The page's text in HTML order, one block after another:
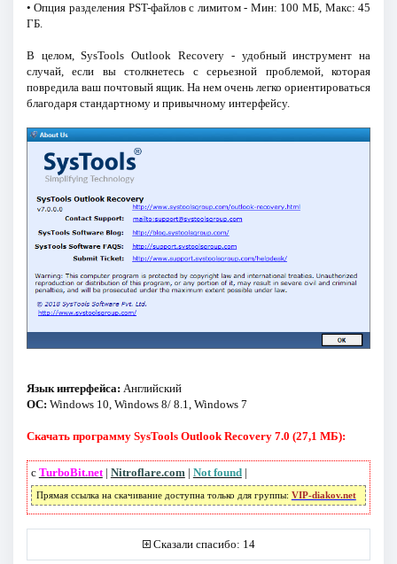
• Опция разделения PST-файлов с лимитом - Мин: 100 МБ, Макс: 45
ГБ.
В целом, SysTools Outlook Recovery - удобный инструмент на
случай, если вы столкнетесь с серьезной проблемой, которая
повредила ваш почтовый ящик. На нем очень легко ориентироваться
благодаря стандартному и привычному интерфейсу.
Язык интерфейса: Английский
ОС: Windows 10, Windows 8/ 8.1, Windows 7
Скачать программу SysTools Outlook Recovery 7.0 (27,1 МБ):
с TurboBit.net| Nitroflare.com| Not found|
Прямая ссылка на скачивание доступна только для группы: VIP-diakov.net
Сказали спасибо: 14